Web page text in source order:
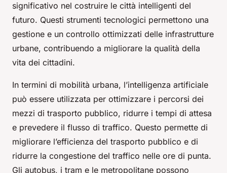
significativo nel costruire le città intelligenti del
futuro. Questi strumenti tecnologici permettono una
gestione e un controllo ottimizzati delle infrastrutture
urbane, contribuendo a migliorare la qualità della
vita dei cittadini.
In termini di mobilità urbana, l’intelligenza artificiale
può essere utilizzata per ottimizzare i percorsi dei
mezzi di trasporto pubblico, ridurre i tempi di attesa
e prevedere il flusso di traffico. Questo permette di
migliorare l’efficienza del trasporto pubblico e di
ridurre la congestione del traffico nelle ore di punta.
Gli autobus, i tram e le metropolitane possono